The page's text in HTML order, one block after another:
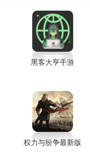
黑客大亨手游
权力与纷争最新版